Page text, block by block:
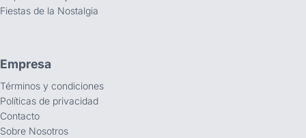
Fiestas de la Nostalgia
Empresa
Términos y condiciones
Políticas de privacidad
Contacto
Sobre Nosotros